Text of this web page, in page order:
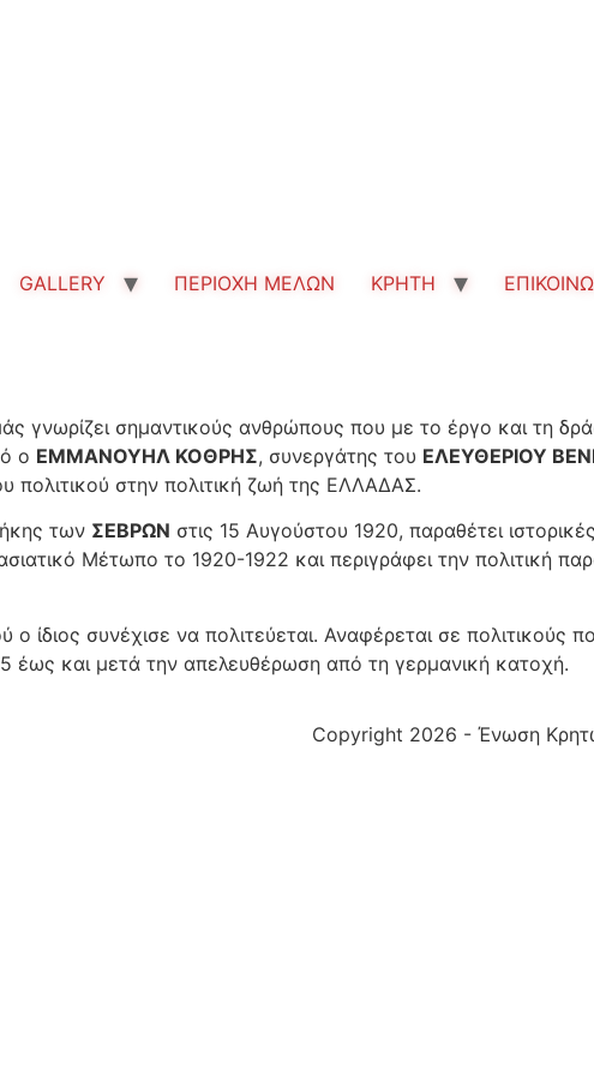
GALLERY ΠΕΡΙΟΧΗ ΜΕΛΩΝ ΚΡΗΤΗ
γνωρίζει σημαντικούς ανθρώπους που με το έργο και τη
ο ΕΜΜΑΝΟΥΗΛ ΚΟΘΡΗΣ, συνεργάτης του ΕΛΕΥΘΕΡΙΟΥ
πολιτικού στην πολιτική ζωή της ΕΛΛΑΔΑΣ.
των ΣΕΒΡΩΝ στις 15 Αυγούστου 1920, παραθέτει
Μέτωπο το 1920-1922 και περιγράφει την πολιτική
ο ίδιος συνέχισε να πολιτεύεται. Αναφέρεται σε πολιτικούς
έως και μετά την απελευθέρωση από τη γερμανική κατοχή.
Copyright 2026 - Ένωση